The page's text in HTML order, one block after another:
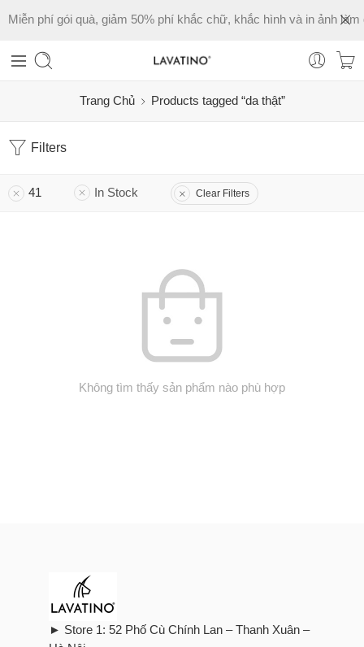
Miễn phí gói quà, giảm 50% phí khắc chữ, khắc hình và in ảnh làm
Trang Chủ Products tagged “da thật”
Filters
41 In Stock Clear Filters
Không tìm thấy sản phẩm nào phù hợp
► Store 1: 52 Phố Cù Chính Lan – Thanh Xuân –